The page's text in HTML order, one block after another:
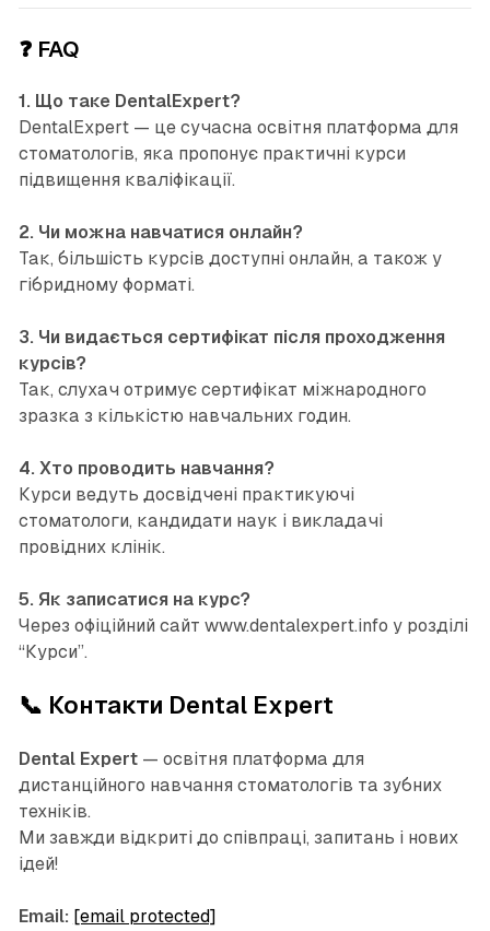
❓ FAQ
1. Що таке DentalExpert?
DentalExpert — це сучасна освітня платформа для
стоматологів, яка пропонує практичні курси
підвищення кваліфікації.
2. Чи можна навчатися онлайн?
Так, більшість курсів доступні онлайн, а також у
гібридному форматі.
3. Чи видається сертифікат після проходження
курсів?
Так, слухач отримує сертифікат міжнародного
зразка з кількістю навчальних годин.
4. Хто проводить навчання?
Курси ведуть досвідчені практикуючі
стоматологи, кандидати наук і викладачі
провідних клінік.
5. Як записатися на курс?
Через офіційний сайт www.dentalexpert.info у розділі
“Курси”.
📞 Контакти Dental Expert
Dental Expert— освітня платформа для
дистанційного навчання стоматологів та зубних
техніків.
Ми завжди відкриті до співпраці, запитань і нових
ідей!
Email: [email protected]